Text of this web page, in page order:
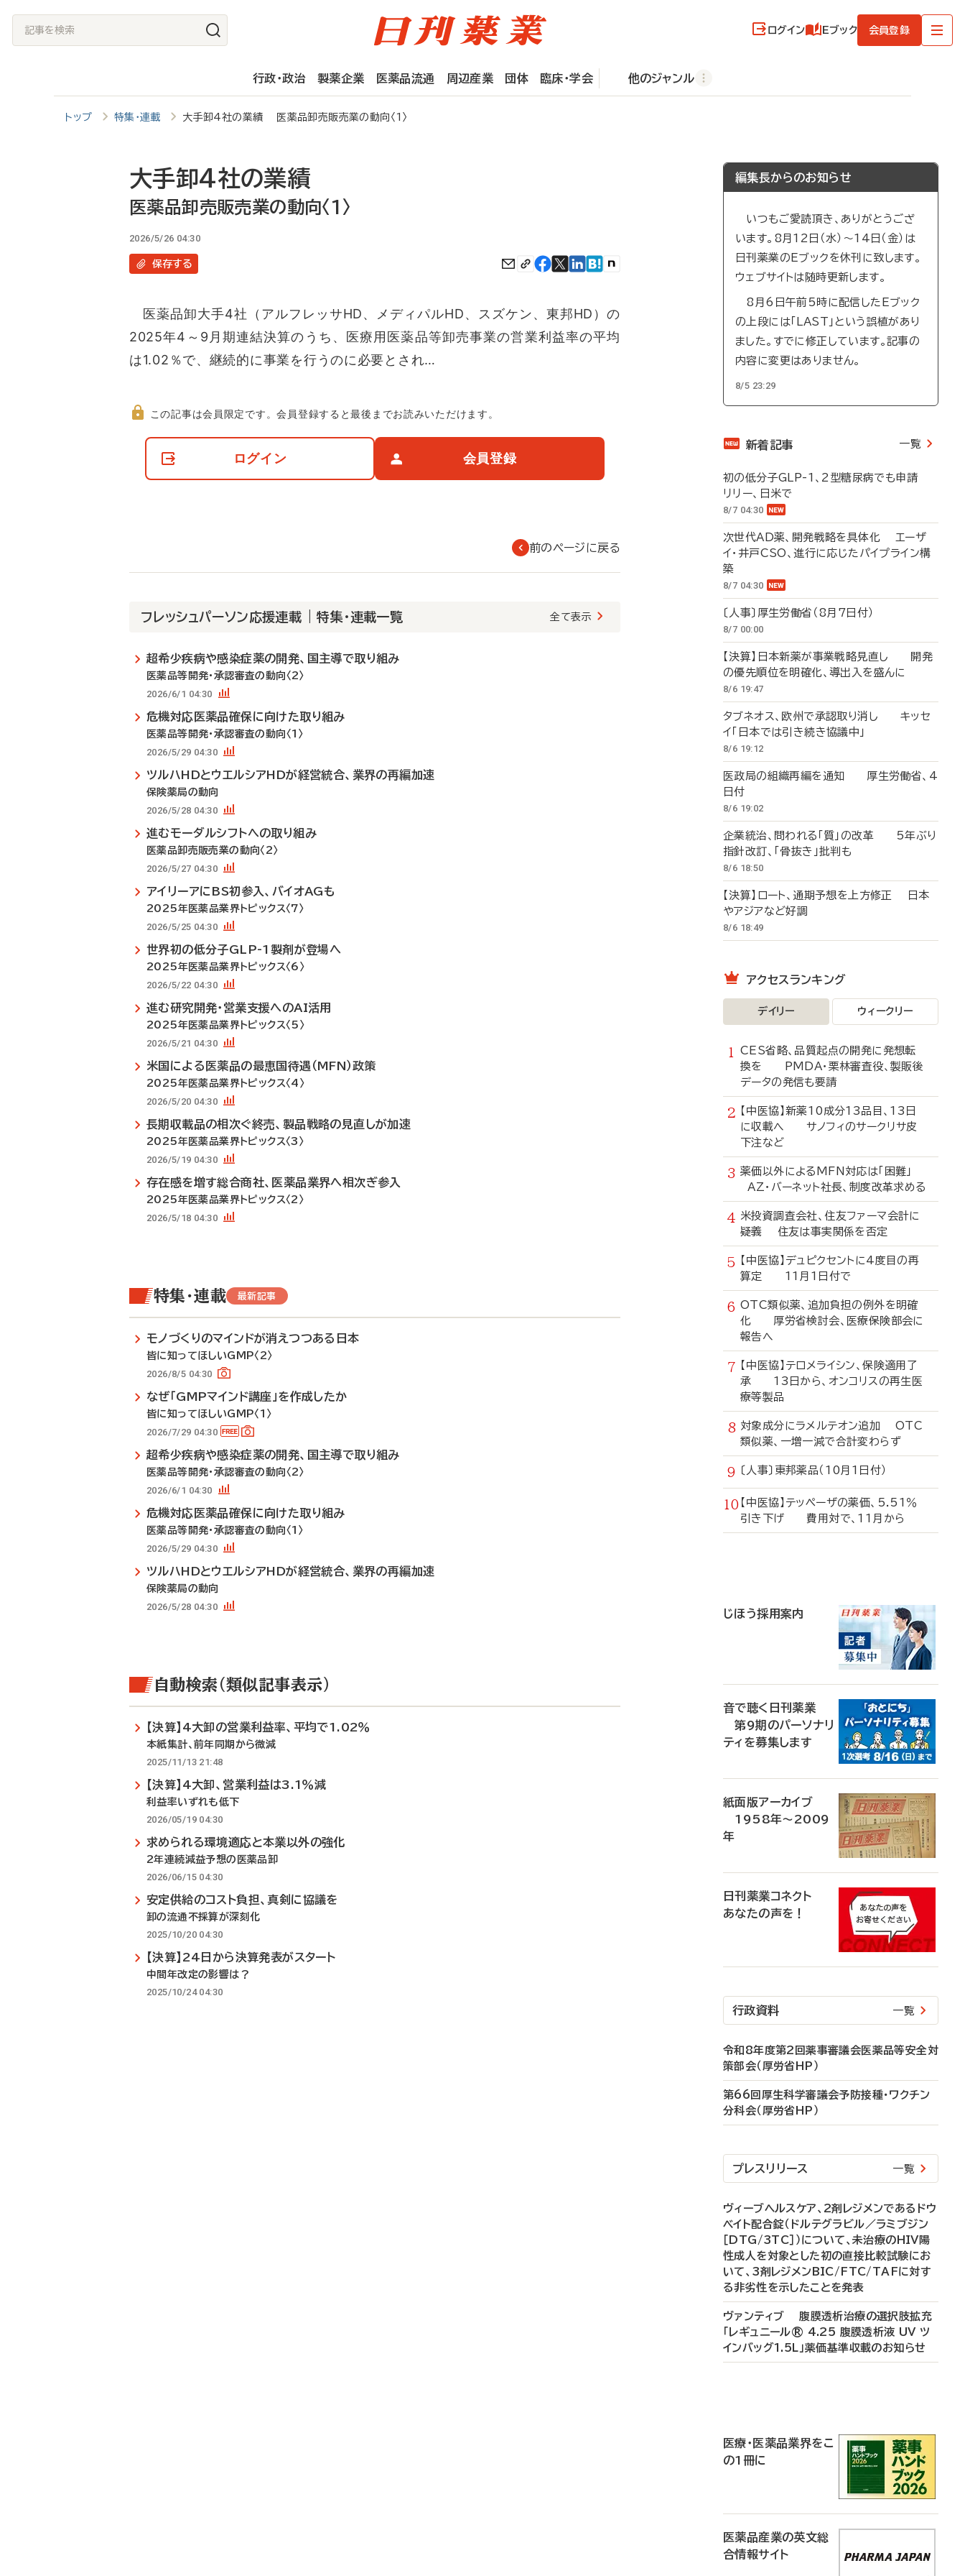
記
事
ログイン Eブック 会員登録
行政・政治 製薬企業 医薬品流通 周辺産業 団体 臨床・学会 他のジャンル
トップ 特集・連載 大手卸4社の業績 医薬品卸売販売業の動向〈1〉
大手卸4社の業績
医薬品卸売販売業の動向〈1〉
2026/5/26 04:30
保存する
医薬品卸大手4社（アルフレッサHD、メディパルHD、スズケン、東邦HD）の
2025年4～9月期連結決算のうち、医療用医薬品等卸売事業の営業利益率の平均
は1.02％で、継続的に事業を行うのに必要とされ…
て
この記事は会員限定です。会員登録すると最後までお読みいただけます。
ログイン 会員登録
前のページに戻る
フレッシュパーソン応援連載 | 特集・連載一覧 全て表示
超希少疾病や感染症薬の開発、国主導で取り組み
医薬品等開発・承認審査の動向〈2〉
2026/6/1 04:30
危機対応医薬品確保に向けた取り組み
医薬品等開発・承認審査の動向〈1〉
2026/5/29 04:30
ツルハHDとウエルシアHDが経営統合、業界の再編加速
保険薬局の動向
2026/5/28 04:30
進むモーダルシフトへの取り組み
医薬品卸売販売業の動向〈2〉
2026/5/27 04:30
アイリーアにBS初参入、バイオAGも
2025年医薬品業界トピックス〈7〉
2026/5/25 04:30
世界初の低分子GLP-1製剤が登場へ
2025年医薬品業界トピックス〈6〉
2026/5/22 04:30
進む研究開発・営業支援へのAI活用
2025年医薬品業界トピックス〈5〉
2026/5/21 04:30
米国による医薬品の最恵国待遇（MFN）政策
2025年医薬品業界トピックス〈4〉
2026/5/20 04:30
長期収載品の相次ぐ終売、製品戦略の見直しが加速
2025年医薬品業界トピックス〈3〉
2026/5/19 04:30
存在感を増す総合商社、医薬品業界へ相次ぎ参入
2025年医薬品業界トピックス〈2〉
2026/5/18 04:30
特集・連載 最新記事
モノづくりのマインドが消えつつある日本
皆に知ってほしいGMP〈2〉
2026/8/5 04:30
なぜ「GMPマインド講座」を作成したか
皆に知ってほしいGMP〈1〉
2026/7/29 04:30
超希少疾病や感染症薬の開発、国主導で取り組み
医薬品等開発・承認審査の動向〈2〉
2026/6/1 04:30
危機対応医薬品確保に向けた取り組み
医薬品等開発・承認審査の動向〈1〉
2026/5/29 04:30
ツルハHDとウエルシアHDが経営統合、業界の再編加速
保険薬局の動向
2026/5/28 04:30
自動検索（類似記事表示）
【決算】4大卸の営業利益率、平均で1.02％
本紙集計、前年同期から微減
2025/11/13 21:48
【決算】4大卸、営業利益は3.1％減
利益率いずれも低下
2026/05/19 04:30
求められる環境適応と本業以外の強化
2年連続減益予想の医薬品卸
2026/06/15 04:30
安定供給のコスト負担、真剣に協議を
卸の流通不採算が深刻化
2025/10/20 04:30
【決算】24日から決算発表がスタート
中間年改定の影響は？
2025/10/24 04:30
編集長からのお知らせ
いつもご愛読頂き、ありがとうござ
います。8月12日（水）～14日（金）は
日刊薬業のEブックを休刊に致します。
ウェブサイトは随時更新します。
8月6日午前5時に配信したEブック
の上段には「LAST」という誤植があり
ました。すでに修正しています。記事の
内容に変更はありません。
8/5 23:29
新着記事 一覧
初の低分子GLP-1、2型糖尿病でも申請
リリー、日米で
8/7 04:30
次世代AD薬、開発戦略を具体化 エーザ
イ・井戸CSO、進行に応じたパイプライン構
築
8/7 04:30
〔人事〕厚生労働省（8月7日付）
8/7 00:00
【決算】日本新薬が事業戦略見直し 開発
の優先順位を明確化、導出入を盛んに
8/6 19:47
タブネオス、欧州で承認取り消し キッセ
イ「日本では引き続き協議中」
8/6 19:12
医政局の組織再編を通知 厚生労働省、4
日付
8/6 19:02
企業統治、問われる「質」の改革 5年ぶり
指針改訂、「骨抜き」批判も
8/6 18:50
【決算】ロート、通期予想を上方修正 日本
やアジアなど好調
8/6 18:49
アクセスランキング
デイリー ウィークリー
CES省略、品質起点の開発に発想転
換を PMDA・栗林審査役、製販後
データの発信も要請
【中医協】新薬10成分13品目、13日
に収載へ サノフィのサークリサ皮
下注など
薬価以外によるMFN対応は「困難」
AZ・バーネット社長、制度改革求める
米投資調査会社、住友ファーマ会計に
疑義 住友は事実関係を否定
【中医協】デュピクセントに4度目の再
算定 11月1日付で
OTC類似薬、追加負担の例外を明確
化 厚労省検討会、医療保険部会に
報告へ
【中医協】テロメライシン、保険適用了
承 13日から、オンコリスの再生医
療等製品
対象成分にラメルテオン追加 OTC
類似薬、一増一減で合計変わらず
〔人事〕東邦薬品（10月1日付）
【中医協】テッペーザの薬価、5.51％
引き下げ 費用対で、11月から
じほう採用案内
音で聴く日刊薬業
第9期のパーソナリ
ティを募集します
紙面版アーカイブ
1958年～2009
年
日刊薬業コネクト
あなたの声を！
行政資料 一覧
令和8年度第2回薬事審議会医薬品等安全対
策部会（厚労省HP）
第66回厚生科学審議会予防接種・ワクチン
分科会（厚労省HP）
プレスリリース 一覧
ヴィーブヘルスケア、2剤レジメンであるドウ
ベイト配合錠（ドルテグラビル／ラミブジン
［DTG/3TC］）について、未治療のHIV陽
性成人を対象とした初の直接比較試験にお
いて、3剤レジメンBIC/FTC/TAFに対す
る非劣性を示したことを発表
ヴァンティブ 腹膜透析治療の選択肢拡充
「レギュニール® 4.25 腹膜透析液 UV ツ
インバッグ1.5L」薬価基準収載のお知らせ
医療・医薬品業界をこ
の1冊に
医薬品産業の英文総
合情報サイト